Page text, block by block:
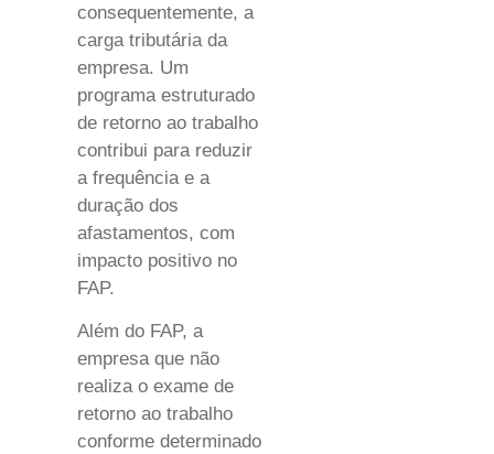
consequentemente, a
carga tributária da
empresa. Um
programa estruturado
de retorno ao trabalho
contribui para reduzir
a frequência e a
duração dos
afastamentos, com
impacto positivo no
FAP.
Além do FAP, a
empresa que não
realiza o exame de
retorno ao trabalho
conforme determinado